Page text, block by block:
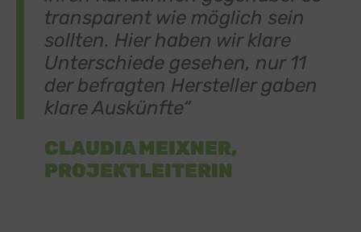
transparent wie möglich sein
sollten. Hier haben wir klare
Unterschiede gesehen, nur 11
der befragten Hersteller gaben
klare Auskünfte“
CLAUDIA MEIXNER,
PROJEKTLEITERIN